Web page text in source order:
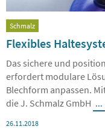
Schmalz
Flexibles
Das sichere und
erfordert modulare
Blechform anpassen.
die J. Schmalz GmbH ...
26.11.2018